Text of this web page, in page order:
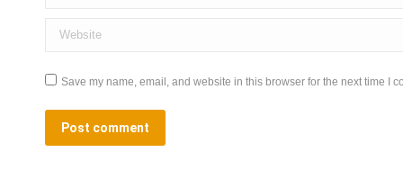
Website
Save my name, email, and website in this browser for the next time I
Post comment